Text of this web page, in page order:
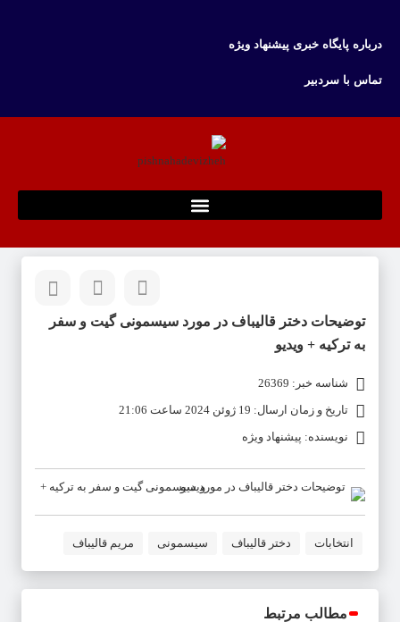
درباره پایگاه خبری پیشنهاد ویژه
تماس با سردبیر
توضیحات دختر قالیباف در مورد سیسمونی گیت و سفر
به ترکیه + ویدیو
شناسه خبر: 26369
تاریخ و زمان ارسال: 19 ژوئن 2024 ساعت 21:06
نویسنده: پیشنهاد ویژه
انتخابات دختر قالیباف سیسمونی مریم قالیباف
مطالب مرتبط